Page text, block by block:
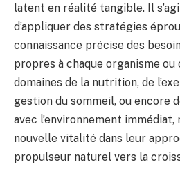
latent en réalité tangible. Il
d’appliquer des stratégies
connaissance précise des
propres à chaque organisme ou
domaines de la nutrition, de
gestion du sommeil, ou encore
avec l’environnement
nouvelle vitalité dans leur
propulseur naturel vers la